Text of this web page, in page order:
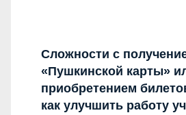
Сложности с
«Пушкинской карты»
приобретением
как улучшить работу